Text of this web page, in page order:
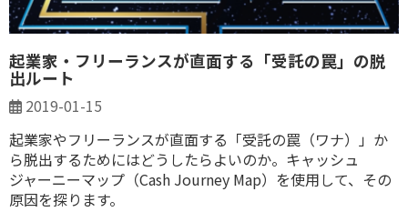
起業家・フリーランスが直面する「受託の罠」の脱
出ルート
2019-01-15
起業家やフリーランスが直面する「受託の罠（ワナ）」か
ら脱出するためにはどうしたらよいのか。キャッシュ
ジャーニーマップ（Cash Journey Map）を使用して、その
原因を探ります。